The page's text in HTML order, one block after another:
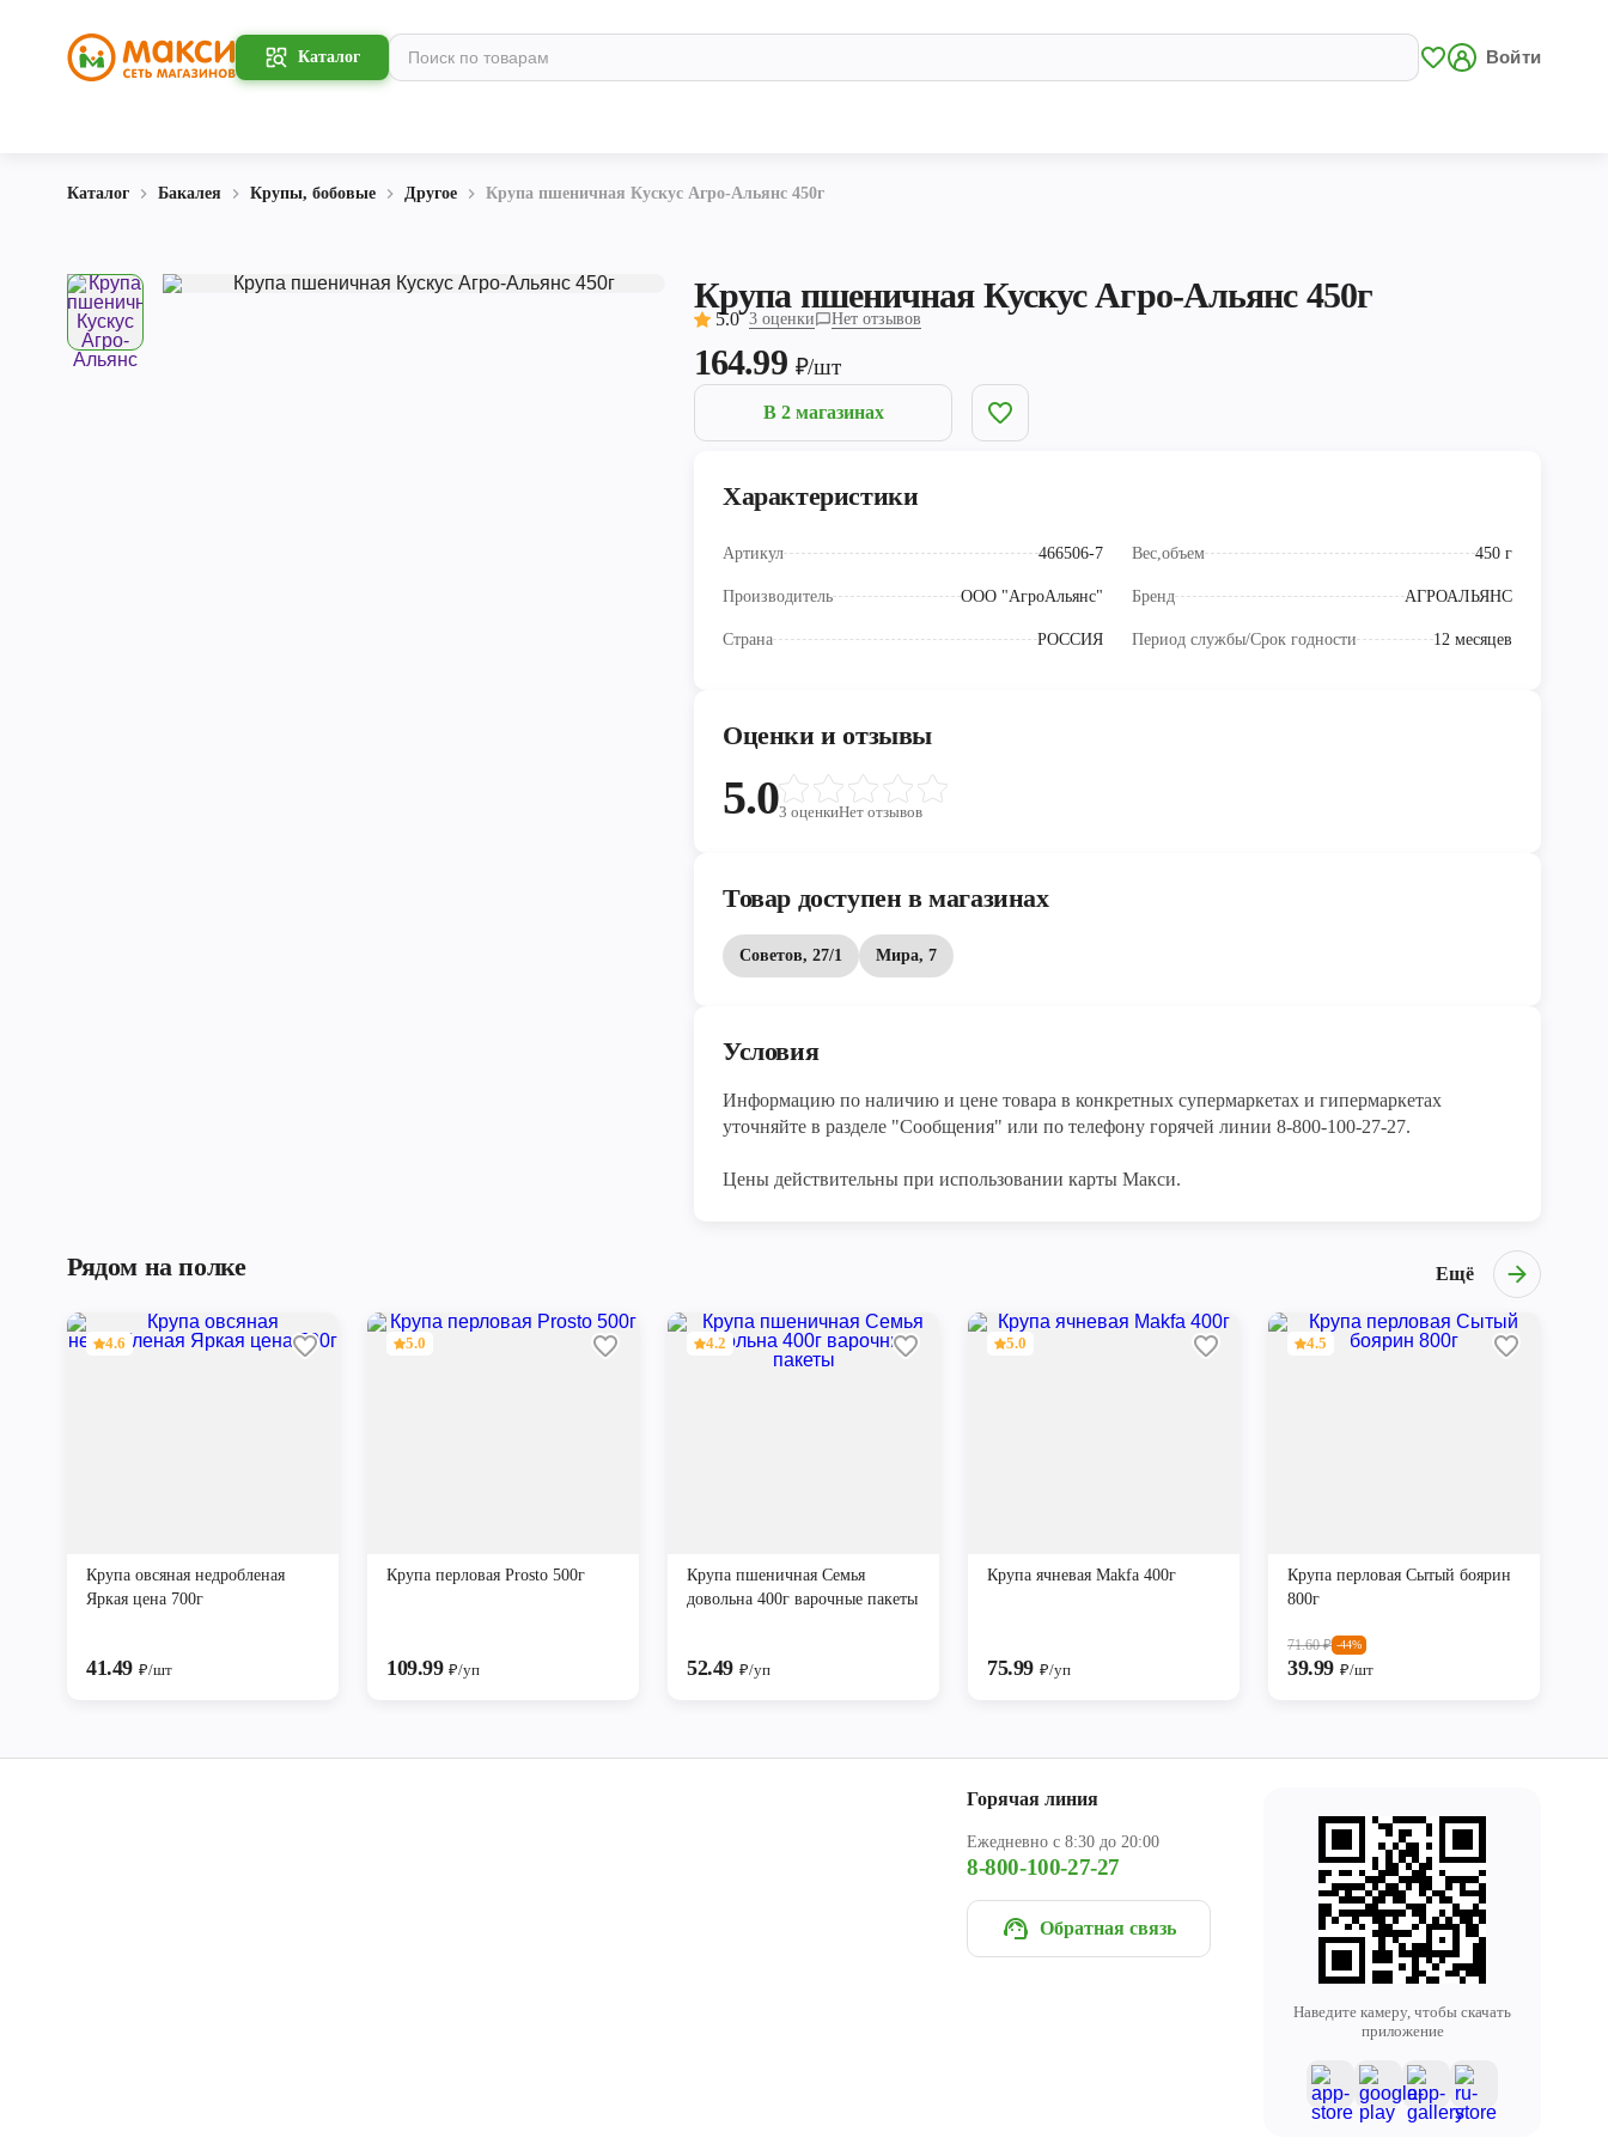
Каталог Войти
Каталог Бакалея Крупы, бобовые Другое Крупа пшеничная Кускус Агро-Альянс 450г
Крупа пшеничная Кускус Агро-Альянс 450г
5.0 3 оценки Нет отзывов
164.99 ₽/шт
В 2 магазинах
Характеристики
Артикул 466506-7 Вес,объем 450 г
Производитель ООО "АгроАльянс" Бренд АГРОАЛЬЯНС
Страна РОССИЯ Период службы/Срок годности 12 месяцев
Оценки и отзывы
5.03 оценкиНет отзывов
Товар доступен в магазинах
Советов, 27/1 Мира, 7
Условия
Информацию по наличию и цене товара в конкретных супермаркетах и гипермаркетах
уточняйте в разделе "Сообщения" или по телефону горячей линии 8-800-100-27-27.
Цены действительны при использовании карты Макси.
Рядом на полке Ещё
4.6
Крупа овсяная недробленая
Яркая цена 700г
41.49 ₽/шт
5.0
Крупа перловая Prosto 500г
109.99₽/уп
4.2
Крупа пшеничная Семья
довольна 400г варочные пакеты
52.49 ₽/уп
5.0
Крупа ячневая Makfa 400г
75.99 ₽/уп
4.5
Крупа перловая Сытый боярин
800г
71.60₽ -44%
39.99 ₽/шт
Горячая линия
Ежедневно с 8:30 до 20:00
8-800-100-27-27
Обратная связь
Наведите камеру, чтобы скачать
приложение